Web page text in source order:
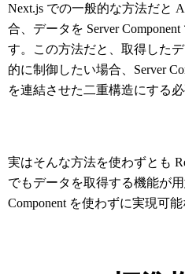
Next.js での一般的な方法だと
合、データを Server
す。この方法だと、取得した
的に制御したい場合、Server
を連結させた二重構造にする必
実はそんな方法を使わずとも
でもデータを取得する機能が
Component を使わずに実現可能